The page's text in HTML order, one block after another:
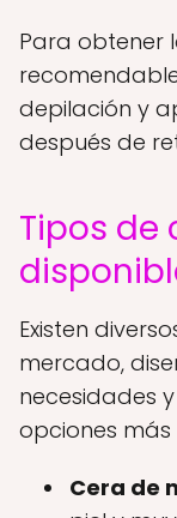
Para obtener
depilación y
después de
Tipos de
Existen
mercado,
necesidades
opciones más
Cera de